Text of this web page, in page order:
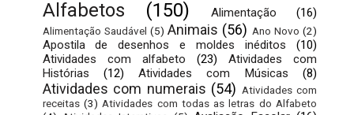
Alfabetos (150) Alimentação (16)
Alimentação Saudável (5) Animais (56) Ano Novo (2)
Apostila de desenhos e moldes inéditos
(10)
Atividades com alfabeto
(23)
Atividades com
Histórias
(12) Atividades com Músicas (8)
Atividades com numerais (54) Atividades com
receitas (3) Atividades com todas as letras do Alfabeto